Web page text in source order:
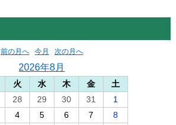
前の月へ 今月 次の月へ
2026年8月
火 水 木 金
土
28 29 30 31
1
4 5 6 7
8